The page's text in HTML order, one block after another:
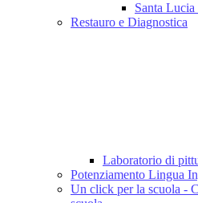
Santa
Restauro e Diagnostica
Laboratorio di
Potenziamento Lingua
Un click per la scuola -